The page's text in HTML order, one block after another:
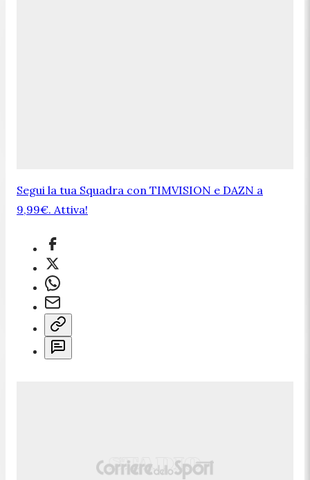
Segui la tua Squadra con TIMVISION e DAZN a
9,99€. Attiva!